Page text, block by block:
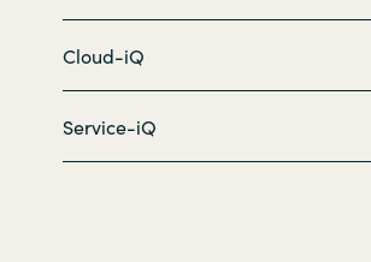
Middle East
Cloud-iQ
Service-iQ